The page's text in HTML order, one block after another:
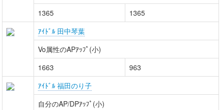
1365
1365
ｱｲﾄﾞﾙ 田中琴葉
Vo属性のAPｱｯﾌﾟ(小)
1663
963
ｱｲﾄﾞﾙ 福田のり子
自分のAP/DPｱｯﾌﾟ(小)